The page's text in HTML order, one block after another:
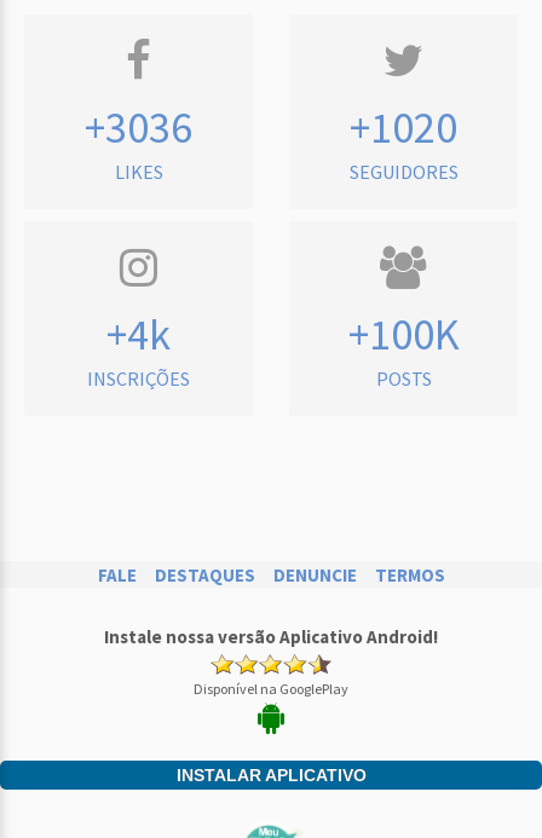
+3036
LIKES
+1020
SEGUIDORES
+4k
INSCRIÇÕES
+100K
POSTS
FALE DESTAQUES DENUNCIE TERMOS
Instale nossa versão Aplicativo Android!
Disponível na GooglePlay
INSTALAR APLICATIVO